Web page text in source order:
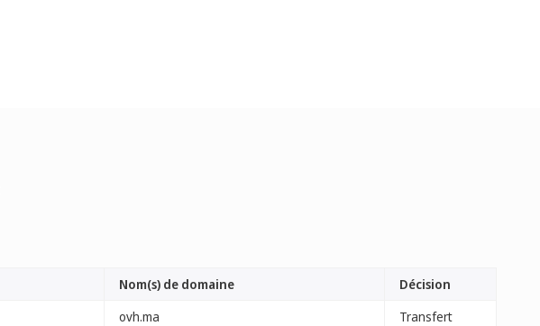
Nom(s) de domaine
Décision
ovh.ma Transfert